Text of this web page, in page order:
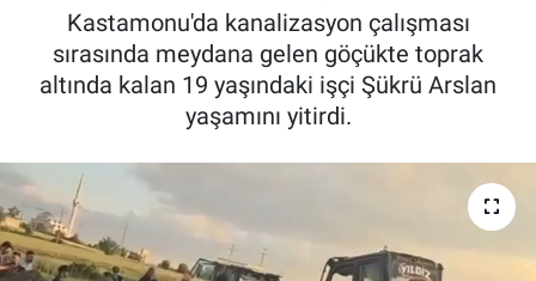
Kastamonu'da kanalizasyon çalışması
sırasında meydana gelen göçükte toprak
altında kalan 19 yaşındaki işçi Şükrü Arslan
yaşamını yitirdi.
FUTBOL
TV VE SİNEMA
BASKETBOL